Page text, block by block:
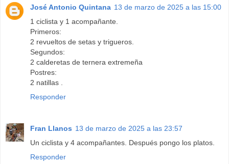
José Antonio Quintana 13 de marzo de 2025 a las 15:00
1 ciclista y 1 acompañante.
Primeros:
2 revueltos de setas y trigueros.
Segundos:
2 calderetas de ternera extremeña
Postres:
2 natillas .
Responder
Fran Llanos 13 de marzo de 2025 a las 23:57
Un ciclista y 4 acompañantes. Después pongo los platos.
Responder